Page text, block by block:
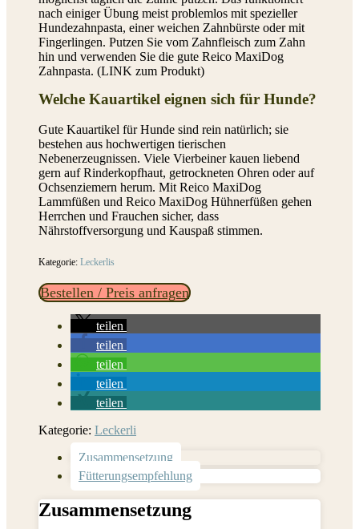
nach einiger Übung meist problemlos mit spezieller
Hundezahnpasta, einer weichen Zahnbürste oder mit
Fingerlingen. Putzen Sie vom Zahnfleisch zum Zahn
hin und verwenden Sie die gute Reico MaxiDog
Zahnpasta. (LINK zum Produkt)
Welche Kauartikel eignen sich für Hunde?
Gute Kauartikel für Hunde sind rein natürlich; sie
bestehen aus hochwertigen tierischen
Nebenerzeugnissen. Viele Vierbeiner kauen liebend
gern auf Rinderkopfhaut, getrockneten Ohren oder auf
Ochsenziemern herum. Mit Reico MaxiDog
Lammfüßen und Reico MaxiDog Hühnerfüßen gehen
Herrchen und Frauchen sicher, dass
Nährstoffversorgung und Kauspaß stimmen.
Kategorie: Leckerlis
Bestellen / Preis anfragen
teilen
teilen
teilen
teilen
teilen
Kategorie: Leckerli
Zusammensetzung
Fütterungsempfehlung
Zusammensetzung